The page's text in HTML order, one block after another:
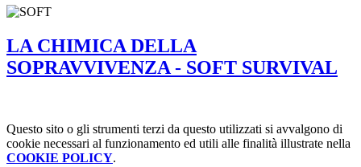
LA CHIMICA DELLA
SOPRAVVIVENZA - SOFT SURVIVAL
Questo sito o gli strumenti terzi da questo utilizzati si avvalgono di
cookie necessari al funzionamento ed utili alle finalità illustrate nella
COOKIE POLICY.